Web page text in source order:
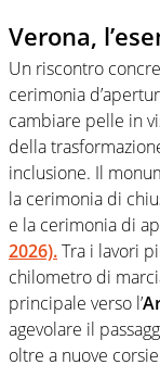
Verona,
Un riscontro
cerimonia
cambiare pelle in
della
inclusione. Il
la cerimonia di
e la cerimonia di
2026).Tra i lavori
chilometro di
principale verso l’
agevolare il
oltre a nuove